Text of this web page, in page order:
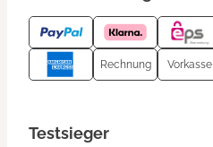
Rechnung Vorkasse
Testsieger